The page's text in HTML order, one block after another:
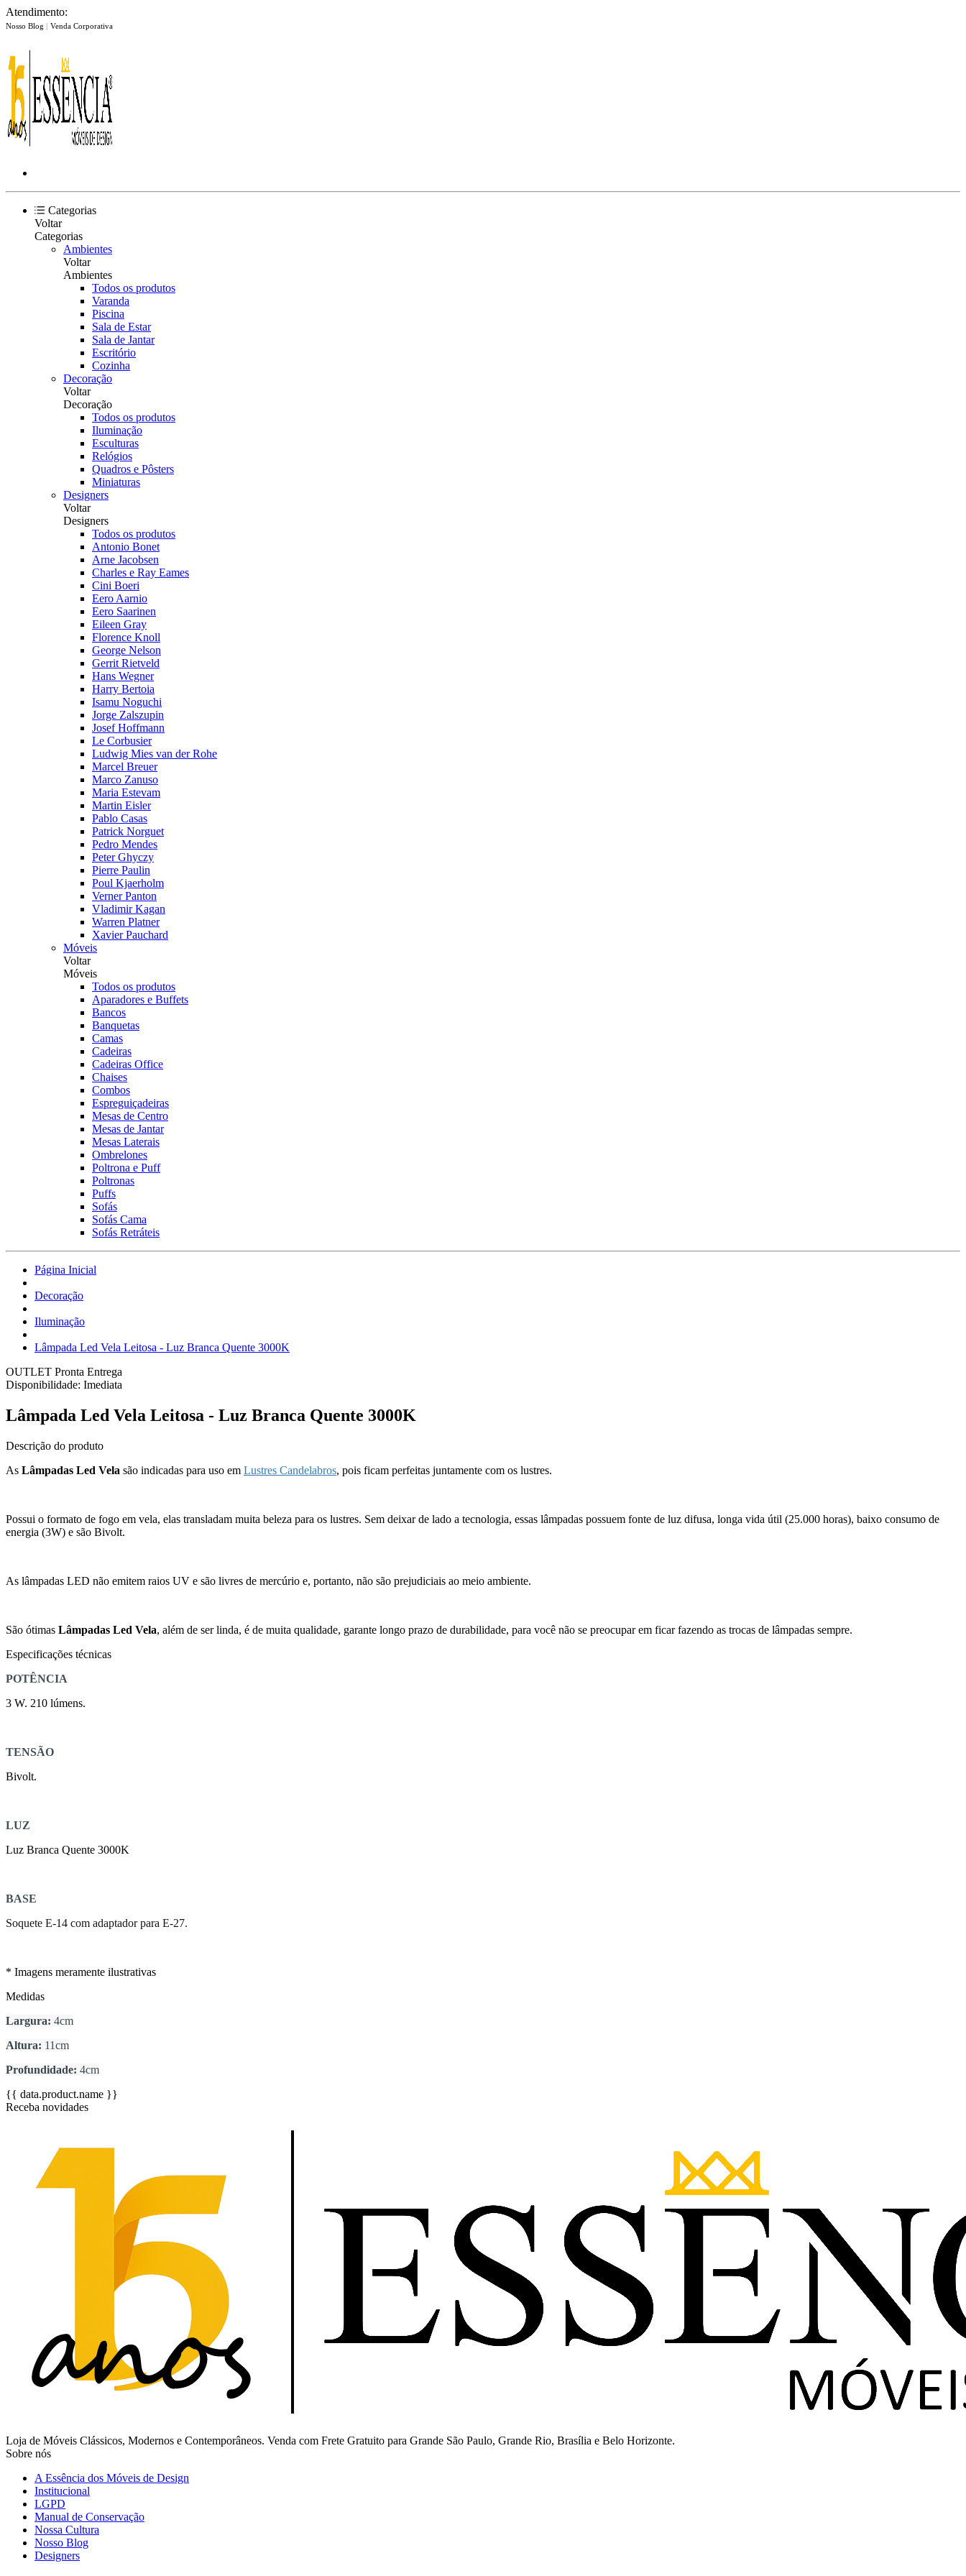
Atendimento:
Nosso Blog | Venda Corporativa
Categorias
Voltar
Categorias
Ambientes
Voltar
Ambientes
Todos os produtos
Varanda
Piscina
Sala de Estar
Sala de Jantar
Escritório
Cozinha
Decoração
Voltar
Decoração
Todos os produtos
Iluminação
Esculturas
Relógios
Quadros e Pôsters
Miniaturas
Designers
Voltar
Designers
Todos os produtos
Antonio Bonet
Arne Jacobsen
Charles e Ray Eames
Cini Boeri
Eero Aarnio
Eero Saarinen
Eileen Gray
Florence Knoll
George Nelson
Gerrit Rietveld
Hans Wegner
Harry Bertoia
Isamu Noguchi
Jorge Zalszupin
Josef Hoffmann
Le Corbusier
Ludwig Mies van der Rohe
Marcel Breuer
Marco Zanuso
Maria Estevam
Martin Eisler
Pablo Casas
Patrick Norguet
Pedro Mendes
Peter Ghyczy
Pierre Paulin
Poul Kjaerholm
Verner Panton
Vladimir Kagan
Warren Platner
Xavier Pauchard
Móveis
Voltar
Móveis
Todos os produtos
Aparadores e Buffets
Bancos
Banquetas
Camas
Cadeiras
Cadeiras Office
Chaises
Combos
Espreguiçadeiras
Mesas de Centro
Mesas de Jantar
Mesas Laterais
Ombrelones
Poltrona e Puff
Poltronas
Puffs
Sofás
Sofás Cama
Sofás Retráteis
Página Inicial
Decoração
Iluminação
Lâmpada Led Vela Leitosa - Luz Branca Quente 3000K
OUTLET Pronta Entrega
Disponibilidade: Imediata
Lâmpada Led Vela Leitosa - Luz Branca Quente 3000K
Descrição do produto
As Lâmpadas Led Vela são indicadas para uso em Lustres Candelabros, pois ficam perfeitas juntamente com os lustres.
Possui o formato de fogo em vela, elas transladam muita beleza para os lustres. Sem deixar de lado a tecnologia, essas lâmpadas possuem fonte de luz difusa, longa vida útil (25.000 horas), baixo consumo de
energia (3W) e são Bivolt.
As lâmpadas LED não emitem raios UV e são livres de mercúrio e, portanto, não são prejudiciais ao meio ambiente.
São ótimas Lâmpadas Led Vela, além de ser linda, é de muita qualidade, garante longo prazo de durabilidade, para você não se preocupar em ficar fazendo as trocas de lâmpadas sempre.
Especificações técnicas
POTÊNCIA
3 W. 210 lúmens.
TENSÃO
Bivolt.
LUZ
Luz Branca Quente 3000K
BASE
Soquete E-14 com adaptador para E-27.
* Imagens meramente ilustrativas
Medidas
Largura: 4cm
Altura: 11cm
Profundidade: 4cm
{{ data.product.name }}
Receba novidades
Loja de Móveis Clássicos, Modernos e Contemporâneos. Venda com Frete Gratuito para Grande São Paulo, Grande Rio, Brasília e Belo Horizonte.
Sobre nós
A Essência dos Móveis de Design
Institucional
LGPD
Manual de Conservação
Nossa Cultura
Nosso Blog
Designers